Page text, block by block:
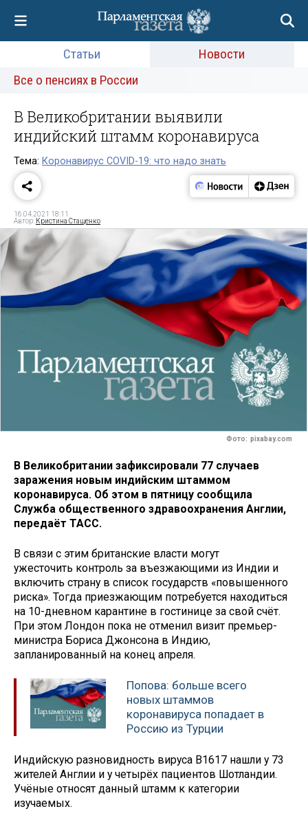
Статьи
Новости
Все о пенсиях в России
В Великобритании выявили
индийский штамм коронавируса
Тема: Коронавирус COVID-19: что надо знать
16.04.2021 18:11
Автор: Кристина Стащенко
Фото: pixabay.com
В Великобритании зафиксировали 77 случаев
заражения новым индийским штаммом
коронавируса. Об этом в пятницу сообщила
Служба общественного здравоохранения Англии,
передаёт ТАСС.
В связи с этим британские власти могут
ужесточить контроль за въезжающими из Индии и
включить страну в список государств «повышенного
риска». Тогда приезжающим потребуется находиться
на 10-дневном карантине в гостинице за свой счёт.
При этом Лондон пока не отменил визит премьер-
министра Бориса Джонсона в Индию,
запланированный на конец апреля.
Попова: больше всего
новых штаммов
коронавируса попадает в
Россию из Турции
Индийскую разновидность вируса B1617 нашли у 73
жителей Англии и у четырёх пациентов Шотландии.
Учёные относят данный штамм к категории
изучаемых.